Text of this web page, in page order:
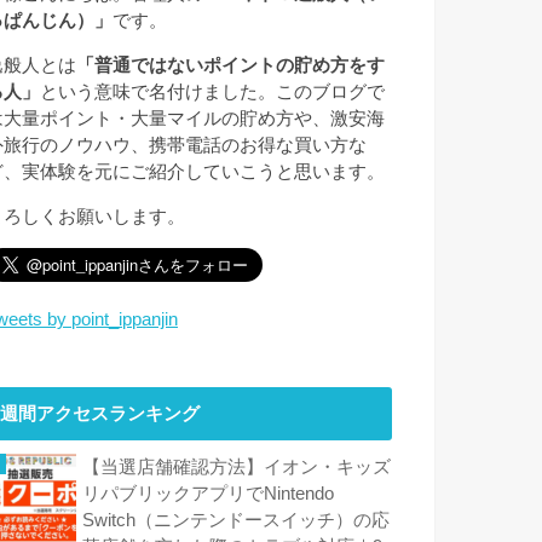
んじん）」 です。
般人とは 「普通ではないポイントの貯め方をす
」
という意味で名付けました。このブログで
大量ポイント・大量マイルの貯め方や、激安海
旅行のノウハウ、携帯電話のお得な買い方な
、実体験を元にご紹介していこうと思います。
しくお願いします。
by point_ippanjin
週間アクセスランキング
【当選店舗確認方法】イオン・キッズ
リパブリックアプリでNintendo
Switch（ニンテンドースイッチ）の応